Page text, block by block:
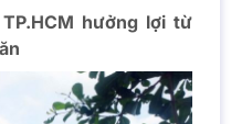
hưởng lợi từ